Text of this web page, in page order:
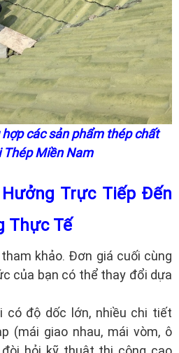
hợp các sản phẩm thép chất
Thép Miền Nam
Hưởng Trực Tiếp Đến
Thực Tế
khảo. Đơn giá cuối cùng
của bạn có thể thay đổi dựa
có độ dốc lớn, nhiều chi tiết
(mái giao nhau, mái vòm, ô